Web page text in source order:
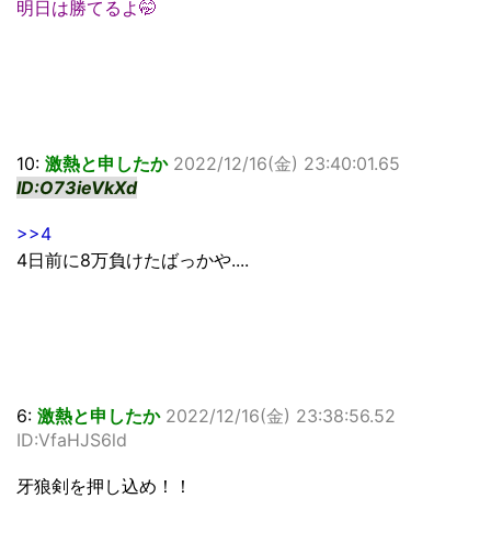
明日は勝てるよ🤭
10: 激熱と申したか 2022/12/16(金) 23:40:01.65
ID:O73ieVkXd
>>4
4日前に8万負けたばっかや....
6: 激熱と申したか 2022/12/16(金) 23:38:56.52
ID:VfaHJS6ld
牙狼剣を押し込め！！